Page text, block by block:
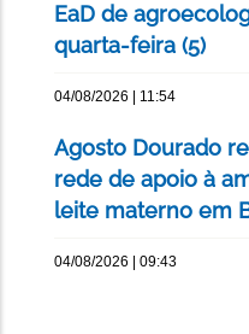
EaD de
quarta-feira (5)
04/08/2026 | 11:54
Agosto Dourado
rede de apoio à
leite materno em
04/08/2026 | 09:43